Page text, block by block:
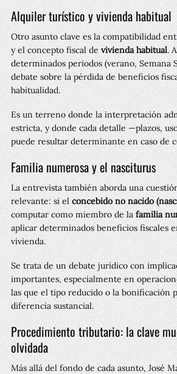
Alquiler turístico y vivienda habitual
Otro asunto clave es la compatibilidad
y el concepto fiscal devivienda habitual.
determinados periodos (verano, Semana
debate sobre la pérdida de beneficios
habitualidad.
Es un terreno donde la interpretación
estricta, y donde cada detalle —plazos,
puede resultar determinante en caso de
Familia numerosa y el nasciturus
La entrevista también aborda una
relevante: si elconcebido no nacido
computar como miembro de lafamilia
aplicar determinados beneficios fiscales
vivienda.
Se trata de un debate jurídico con
importantes, especialmente en
las que el tipo reducido o la bonificación
diferencia sustancial.
Procedimiento tributario: la clave
olvidada
Más allá del fondo de cada asunto, José